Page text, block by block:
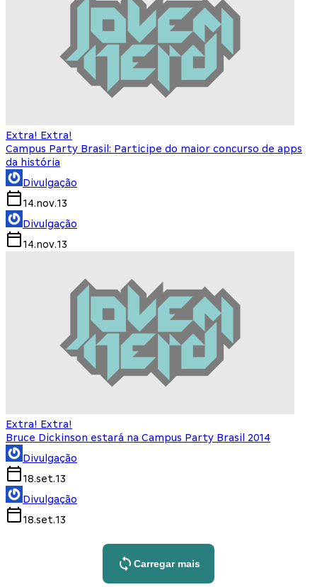
Extra! Extra!
Campus Party Brasil: Participe do maior concurso de apps
da história
Divulgação
14.nov.13
Divulgação
14.nov.13
Extra! Extra!
Bruce Dickinson estará na Campus Party Brasil 2014
Divulgação
18.set.13
Divulgação
18.set.13
Carregar mais